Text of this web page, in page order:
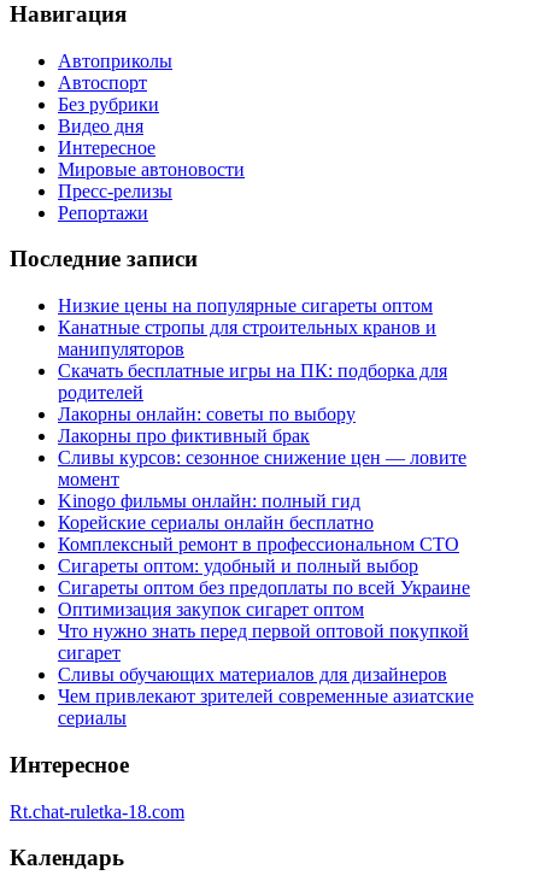
Навигация
Автоприколы
Автоспорт
Без рубрики
Видео дня
Интересное
Мировые автоновости
Пресс-релизы
Репортажи
Последние записи
Низкие цены на популярные сигареты оптом
Канатные стропы для строительных кранов и
манипуляторов
Скачать бесплатные игры на ПК: подборка для
родителей
Лакорны онлайн: советы по выбору
Лакорны про фиктивный брак
Сливы курсов: сезонное снижение цен — ловите
момент
Kinogo фильмы онлайн: полный гид
Корейские сериалы онлайн бесплатно
Комплексный ремонт в профессиональном СТО
Сигареты оптом: удобный и полный выбор
Сигареты оптом без предоплаты по всей Украине
Оптимизация закупок сигарет оптом
Что нужно знать перед первой оптовой покупкой
сигарет
Сливы обучающих материалов для дизайнеров
Чем привлекают зрителей современные азиатские
сериалы
Интересное
Rt.chat-ruletka-18.com
Календарь